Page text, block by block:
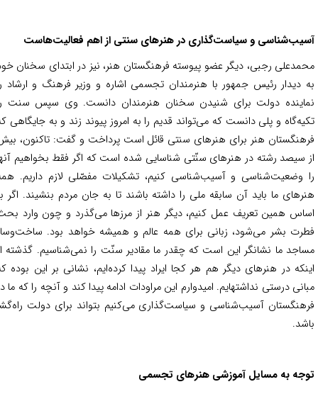
و سیاست‌گذاری در هنرهای سنتی از اهم فعالیت‌هاست
رجبی، دیگر عضو پیوسته فرهنگستان هنر، نیز در ابتدای سخنان خود
دیدار رئیس جمهور با هنرمندان تجسمی اشاره و وزیر فرهنگ و ارشاد را
دولت برای شنیدن سخنان هنرمندان دانست. وی سپس سنت را
و پلی دانست که می‌تواند قدیم را به امروز پیوند زند و به جایگاهی که
هنر برای هنرهای سنتی قائل است پرداخت و گفت: تاکنون، بیش
سیصد رشته در هنرهای سنّتی شناسایی شده است که اگر فقط بخواهیم آنها
وضعیت‌شناسی و آسیب‌شناسی کنیم، تشکیلات مفصّلی لازم داریم. همه
ما باید آن سابقه ملی را داشته باشند تا به جان مردم بنشیند. اگر بر
همین تعریف عمل کنیم، دیگر هنر از مرزها می‌گذرد و چون وارد بحث
بشر می‌شود، زبانی برای همه عالم و همیشه خواهد بود. ساخت‌وساز
ما نشانگر این است که چقدر ما مقادیر سنّت را نمی‌شناسیم. گذشته از
در هنرهای دیگر هم هر کجا ایراد پیدا کرده‌ایم، نشانی بر این بوده که
مبانی درستی نداشته‎ایم. امیدوارم این مراودات ادامه پیدا کند و آنچه را که ما در
آسیب‌شناسی و سیاست‌گذاری می‌کنیم بتواند برای دولت راه‌گشا
به مسایل آموزشی هنرهای تجسمی